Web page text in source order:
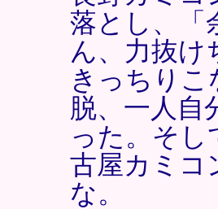
落とし、「
ん、力抜け
きっちり
脱、一人自
った。そし
古屋カミコ
な。